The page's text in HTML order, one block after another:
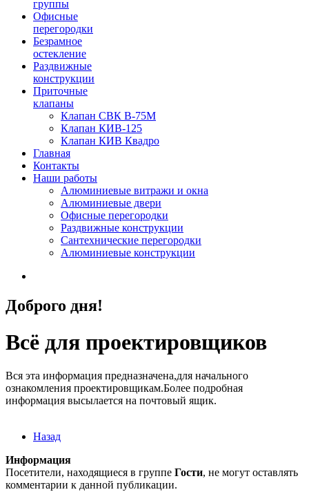
группы
Офисные
перегородки
Безрамное
остекление
Раздвижные
конструкции
Приточные
клапаны
Клапан СВК В-75М
Клапан КИВ-125
Клапан КИВ Квадро
Главная
Контакты
Наши работы
Алюминиевые витражи и окна
Алюминиевые двери
Офисные перегородки
Раздвижные конструкции
Сантехнические перегородки
Алюминиевые конструкции
Доброго дня!
Всё для проектировщиков
Вся эта информация предназначена,для начального
ознакомления проектировщикам.Более подробная
информация высылается на почтовый ящик.
Назад
Информация
Посетители, находящиеся в группе Гости, не могут оставлять
комментарии к данной публикации.